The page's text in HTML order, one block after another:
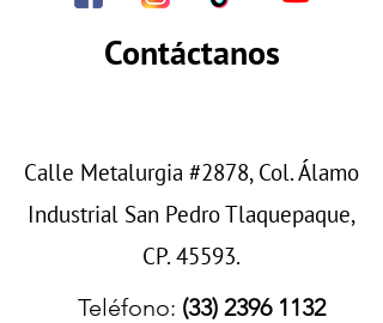
Contáctanos
Calle Metalurgia #2878, Col. Álamo
Industrial San Pedro Tlaquepaque,
CP. 45593.
Teléfono: (33) 2396 1132